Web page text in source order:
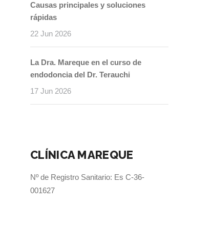
Causas principales y soluciones
rápidas
22 Jun 2026
La Dra. Mareque en el curso de
endodoncia del Dr. Terauchi
17 Jun 2026
CLÍNICA MAREQUE
Nº de Registro Sanitario: Es C-36-
001627